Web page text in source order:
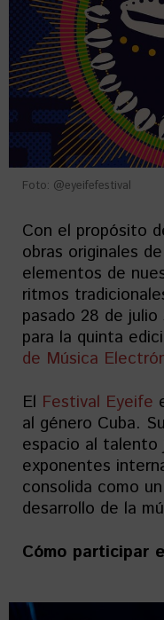
Foto: @eyeifefestival
Con el propósito
obras originales
elementos de
ritmos
pasado 28 de
para la quinta
de Música
El Festival Eyeife
al género Cuba.
espacio al talento
exponentes
consolida como
desarrollo de la
Cómo participar